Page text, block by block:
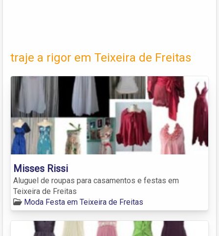
traje a rigor em Teixeira de Freitas
Misses Rissi
Aluguel de roupas para casamentos e festas em
Teixeira de Freitas
Moda Festa em Teixeira de Freitas